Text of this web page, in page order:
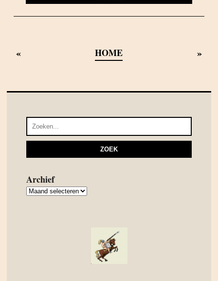
« HOME »
Archief
Archief